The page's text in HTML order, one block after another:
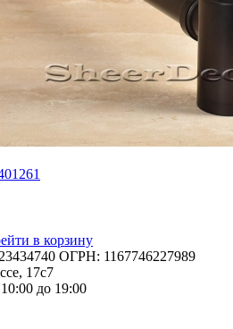
в корзину
ОГРН: 1167746227989
17с7
до 19:00